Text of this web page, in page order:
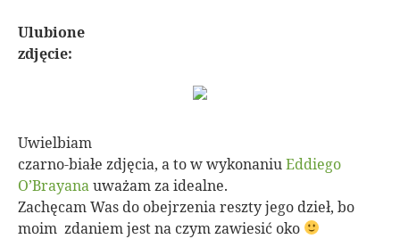
Ulubione
zdjęcie:
Uwielbiam
czarno-białe zdjęcia, a to w wykonaniuEddiego
O’Brayanauważam za idealne.
Zachęcam Was do obejrzenia reszty jego dzieł, bo
moim zdaniem jest na czym zawiesić oko